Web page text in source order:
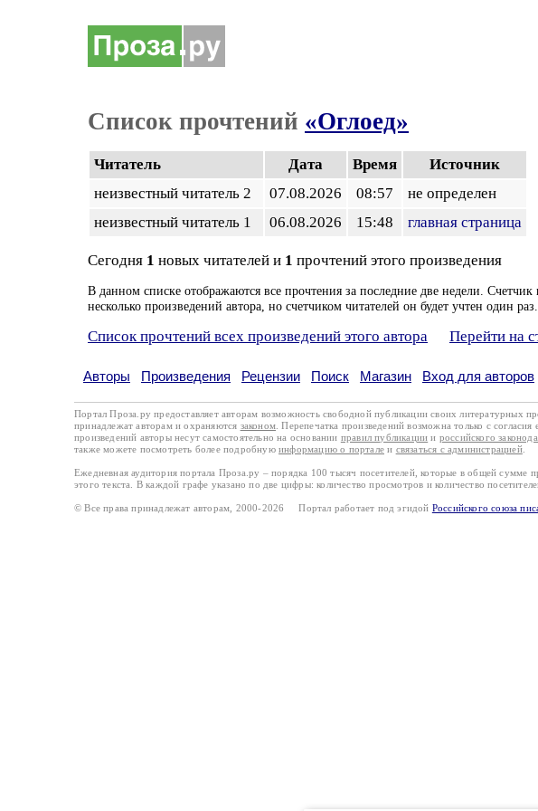
Список прочтений «Оглоед»
Читатель Дата Время
Источник
неизвестный читатель 2
07.08.2026 08:57
не определен
неизвестный читатель 1
06.08.2026 15:48 главная страница
Сегодня 1 новых читателей и 1 прочтений этого произведения
В данном списке отображаются все прочтения за последние две недели.
несколько произведений автора, но счетчиком читателей он будет учтен один
Список прочтений всех произведений этого автора Перейти на
Авторы Произведения Рецензии Поиск Магазин Вход для авторов
Портал Проза.ру предоставляет авторам возможность свободной публикации своих литературных
принадлежат авторам и охраняются законом . Перепечатка произведений возможна только с
произведений авторы несут самостоятельно на основании правил публикации и российского
также можете посмотреть более подробную информацию о портале и связаться с администрацией.
Ежедневная аудитория портала Проза.ру – порядка 100 тысяч посетителей, которые в общей
этого текста. В каждой графе указано по две цифры: количество просмотров и количество
© Все права принадлежат авторам, 2000-2026 Портал работает под эгидой Российского союза